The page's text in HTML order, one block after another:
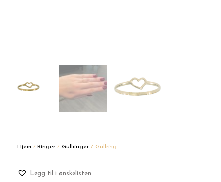
Hjem / Ringer / Gullringer / Gullring
Legg til i ønskelisten